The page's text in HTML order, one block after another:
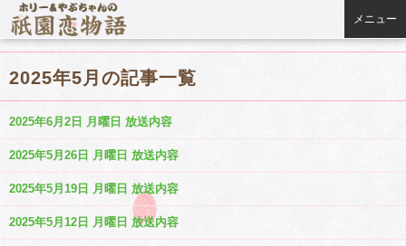
メニュー
2025年5月の記事一覧
2025年6月2日 月曜日 放送内容
2025年5月26日 月曜日 放送内容
2025年5月19日 月曜日 放送内容
2025年5月12日 月曜日 放送内容